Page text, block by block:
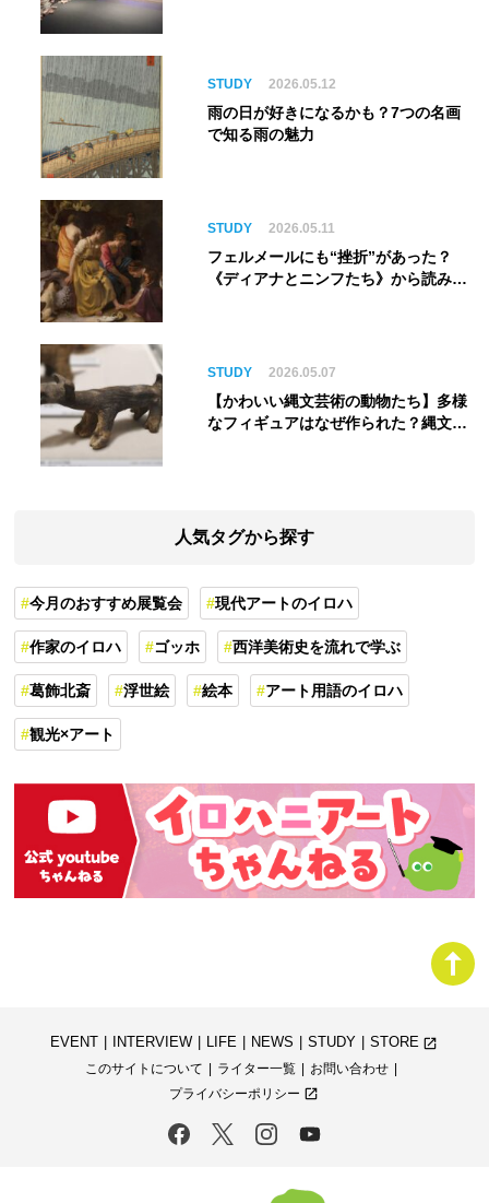
ム】
STUDY 2026.05.12
雨の日が好きになるかも？7つの名画
で知る雨の魅力
STUDY 2026.05.11
フェルメールにも“挫折”があった？
《ディアナとニンフたち》から読み解
STUDY 2026.05.07
【かわいい縄文芸術の動物たち】多様
なフィギュアはなぜ作られた？縄文人
人気タグから探す
今月のおすすめ展覧会 現代アートのイロハ
作家のイロハ ゴッホ 西洋美術史を流れで学ぶ
葛飾北斎 浮世絵 絵本 アート用語のイロハ
観光×アート
EVENT INTERVIEW LIFE NEWS STUDY STORE launch
このサイトについて
ライター一覧
お問い合わせ
プライバシーポリシー launch